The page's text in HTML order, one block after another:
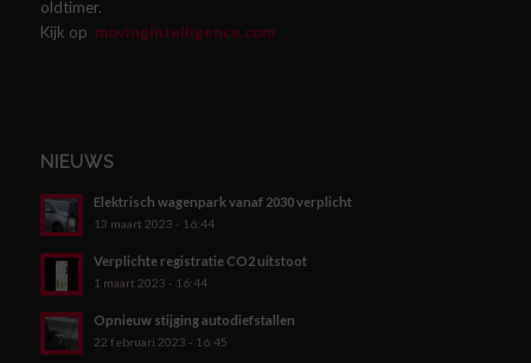
oldtimer.
Kijk op movingintelligence.com
NIEUWS
Elektrisch wagenpark vanaf 2030 verplicht
13 maart 2023 - 16:44
Verplichte registratie CO2 uitstoot
1 maart 2023 - 16:44
Opnieuw stijging autodiefstallen
22 februari 2023 - 16:45